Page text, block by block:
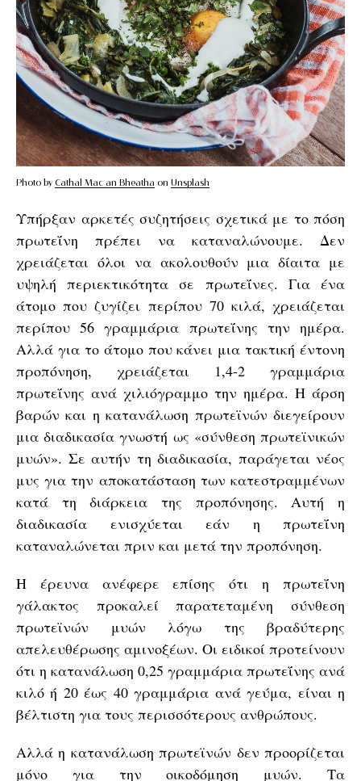
Photo by Cathal Mac an Bheatha on Unsplash
Υπήρξαν αρκετές συζητήσεις σχετικά με το πόση
πρωτεΐνη πρέπει να καταναλώνουμε. Δεν
χρειάζεται όλοι να ακολουθούν μια δίαιτα με
υψηλή περιεκτικότητα σε πρωτεΐνες. Για ένα
άτομο που ζυγίζει περίπου 70 κιλά, χρειάζεται
περίπου 56 γραμμάρια πρωτεΐνης την ημέρα.
Αλλά για το άτομο που κάνει μια τακτική έντονη
προπόνηση, χρειάζεται 1,4-2 γραμμάρια
πρωτεΐνης ανά χιλιόγραμμο την ημέρα. Η άρση
βαρών και η κατανάλωση πρωτεϊνών διεγείρουν
μια διαδικασία γνωστή ως «σύνθεση πρωτεϊνικών
μυών». Σε αυτήν τη διαδικασία, παράγεται νέος
μυς για την αποκατάσταση των κατεστραμμένων
κατά τη διάρκεια της προπόνησης. Αυτή η
διαδικασία ενισχύεται εάν η πρωτεΐνη
καταναλώνεται πριν και μετά την προπόνηση.
Η έρευνα ανέφερε επίσης ότι η πρωτεΐνη
γάλακτος προκαλεί παρατεταμένη σύνθεση
πρωτεϊνών μυών λόγω της βραδύτερης
απελευθέρωσης αμινοξέων. Οι ειδικοί προτείνουν
ότι η κατανάλωση 0,25 γραμμάρια πρωτεΐνης ανά
κιλό ή 20 έως 40 γραμμάρια ανά γεύμα, είναι η
βέλτιστη για τους περισσότερους ανθρώπους.
Αλλά η κατανάλωση πρωτεϊνών δεν προορίζεται
μόνο για την οικοδόμηση μυών. Τα